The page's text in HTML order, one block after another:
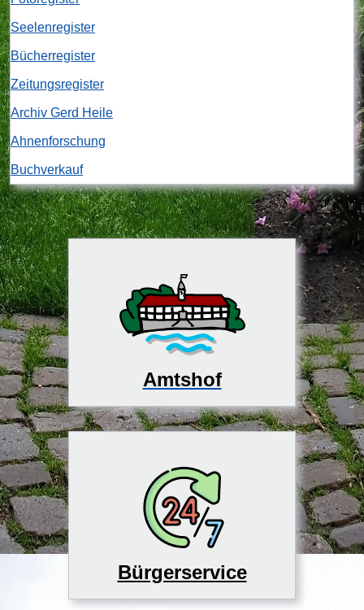
Seelenregister
Bücherregister
Zeitungsregister
Archiv Gerd Heile
Ahnenforschung
Buchverkauf
Amtshof
Bürgerservice